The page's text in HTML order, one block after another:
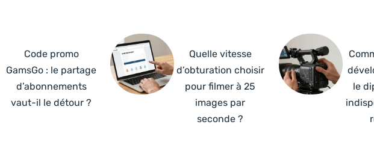
Code promo
GamsGo : le partage
d’abonnements
vaut-il le détour ?
Quelle vitesse
d’obturation choisir
pour filmer à 25
images par
seconde ?
le